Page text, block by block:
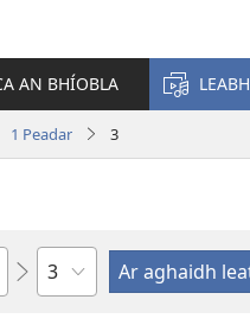
AN BHÍOBLA
1 Peadar 3
Chapter